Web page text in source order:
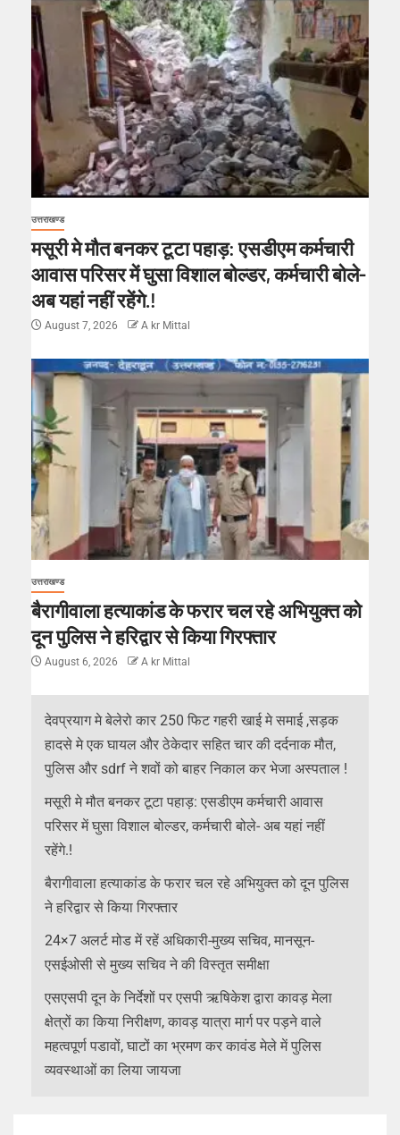
उत्तराखण्ड
मसूरी मे मौत बनकर टूटा पहाड़: एसडीएम कर्मचारी
आवास परिसर में घुसा विशाल बोल्डर, कर्मचारी बोले-
अब यहां नहीं रहेंगे.!
August 7, 2026 A kr Mittal
उत्तराखण्ड
बैरागीवाला हत्याकांड के फरार चल रहे अभियुक्त को
दून पुलिस ने हरिद्वार से किया गिरफ्तार
August 6, 2026 A kr Mittal
देवप्रयाग मे बेलेरो कार 250 फिट गहरी खाई मे समाई ,सड़क
हादसे मे एक घायल और ठेकेदार सहित चार की दर्दनाक मौत,
पुलिस और sdrf ने शवों को बाहर निकाल कर भेजा अस्पताल !
मसूरी मे मौत बनकर टूटा पहाड़: एसडीएम कर्मचारी आवास
परिसर में घुसा विशाल बोल्डर, कर्मचारी बोले- अब यहां नहीं
रहेंगे.!
बैरागीवाला हत्याकांड के फरार चल रहे अभियुक्त को दून पुलिस
ने हरिद्वार से किया गिरफ्तार
24×7 अलर्ट मोड में रहें अधिकारी-मुख्य सचिव, मानसून-
एसईओसी से मुख्य सचिव ने की विस्तृत समीक्षा
एसएसपी दून के निर्देशों पर एसपी ऋषिकेश द्वारा कावड़ मेला
क्षेत्रों का किया निरीक्षण, कावड़ यात्रा मार्ग पर पड़ने वाले
महत्वपूर्ण पडावों, घाटों का भ्रमण कर कावंड मेले में पुलिस
व्यवस्थाओं का लिया जायजा